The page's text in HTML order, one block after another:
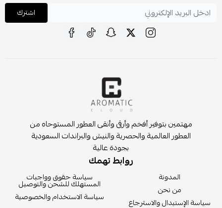
اشترك
مهتمين بتوفير أفخم وأرقى وأنقى العطور المستوحاه من
العطور العالمية والحصرية والنيش والبراندات السعودية
بجودة عالية
روابط تهمك
المدونة
من نحن
سياسة الإستبدال والاسترجاع
سياسة حقوق وواجبات
المستهلك للشحن والتوصيل
سياسة الاستخدام والخصوصية